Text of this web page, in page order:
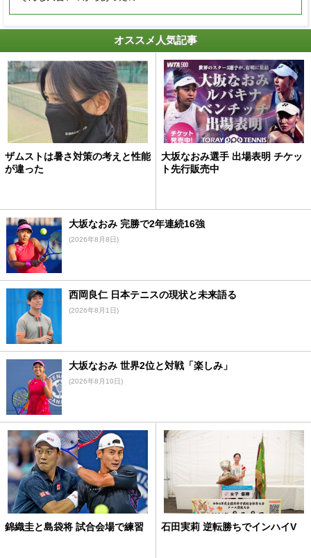
オススメ人気記事
ザムストは暑さ対策の考えと性能
が違った
大坂なおみ選手 出場表明 チケッ
ト先行販売中
大坂なおみ 完勝で2年連続16強
(2026年8月8日)
西岡良仁 日本テニスの現状と未来語る
(2026年8月1日)
大坂なおみ 世界2位と対戦「楽しみ」
(2026年8月10日)
錦織圭と島袋将 試合会場で練習 石田実莉 逆転勝ちでインハイV